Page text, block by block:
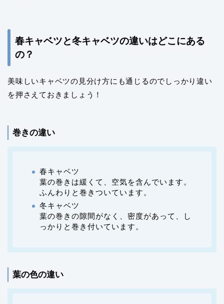
春キャベツと冬キャベツの違いはどこにある
の？
美味しいキャベツの見分け方にも通じるのでしっかり違い
を押さえておきましょう！
巻きの違い
春キャベツ
葉の巻きは緩くて、空気を含んでいます。
ふんわりと巻きついています。
冬キャベツ
葉の巻きの隙間がなく、密度があって、し
っかりと巻き付いています。
葉の色の違い